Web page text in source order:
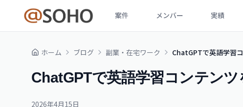
案件 メンバー 実績
ホーム ブログ 副業・在宅ワーク ChatGPTで英語学習
ChatGPTで英語学習コンテン
2026年4月15日